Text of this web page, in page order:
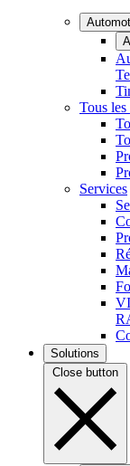
Tous
Services
Solutions
Close button